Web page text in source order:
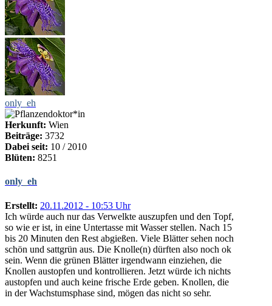
only_eh
Herkunft: Wien
Beiträge: 3732
Dabei seit: 10 / 2010
Blüten: 8251
only_eh
Erstellt: 20.11.2012 - 10:53 Uhr
Ich würde auch nur das Verwelkte auszupfen und den Topf,
so wie er ist, in eine Untertasse mit Wasser stellen. Nach 15
bis 20 Minuten den Rest abgießen. Viele Blätter sehen noch
schön und sattgrün aus. Die Knolle(n) dürften also noch ok
sein. Wenn die grünen Blätter irgendwann einziehen, die
Knollen austopfen und kontrollieren. Jetzt würde ich nichts
austopfen und auch keine frische Erde geben. Knollen, die
in der Wachstumsphase sind, mögen das nicht so sehr.